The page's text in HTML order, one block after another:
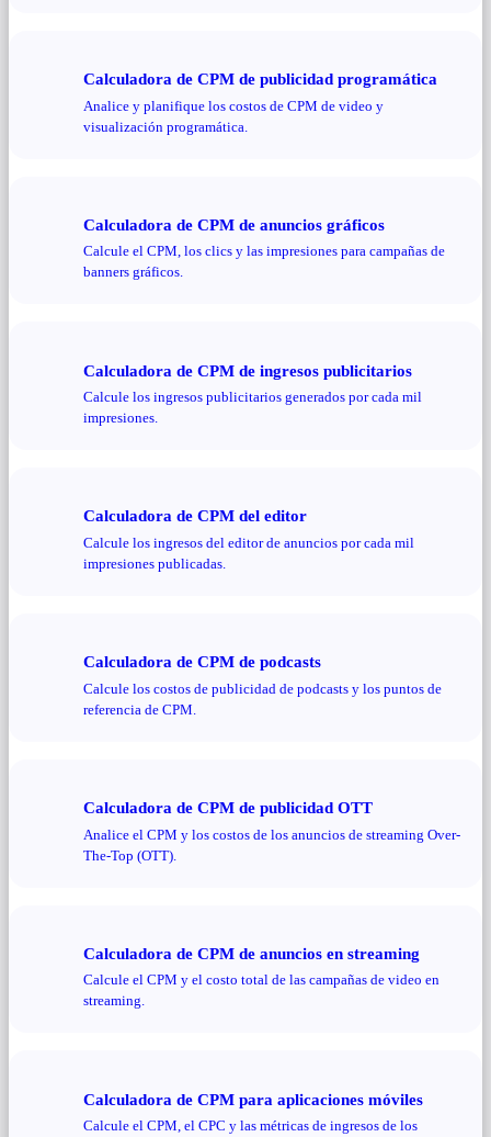
Calculadora de CPM de publicidad programática
Analice y planifique los costos de CPM de video y
visualización programática.
Calculadora de CPM de anuncios gráficos
Calcule el CPM, los clics y las impresiones para campañas de
banners gráficos.
Calculadora de CPM de ingresos publicitarios
Calcule los ingresos publicitarios generados por cada mil
impresiones.
Calculadora de CPM del editor
Calcule los ingresos del editor de anuncios por cada mil
impresiones publicadas.
Calculadora de CPM de podcasts
Calcule los costos de publicidad de podcasts y los puntos de
referencia de CPM.
Calculadora de CPM de publicidad OTT
Analice el CPM y los costos de los anuncios de streaming Over-
The-Top (OTT).
Calculadora de CPM de anuncios en streaming
Calcule el CPM y el costo total de las campañas de video en
streaming.
Calculadora de CPM para aplicaciones móviles
Calcule el CPM, el CPC y las métricas de ingresos de los